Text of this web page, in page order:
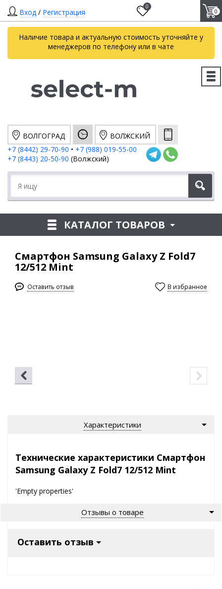
Вход / Регистрация
0
0
Наличие товара и актуальную стоимость уточняйте у
менеджеров по телефону или в чате
ВОЛГОГРАД
ВОЛЖСКИЙ
+7 (8442) 29-70-90 • +7 (988) 019-55-00
+7 (8443) 20-50-90 (Волжский)
КАТАЛОГ ТОВАРОВ
Смартфон Samsung Galaxy Z Fold7
12/512 Mint
Оставить отзыв В избранное
Характеристики
Технические характеристики Смартфон
Samsung Galaxy Z Fold7 12/512 Mint
'Empty properties'
Отзывы о товаре
Оставить отзыв